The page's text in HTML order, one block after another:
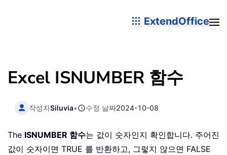
ExtendOffice
Excel ISNUMBER 함수
작성자Siluvia• 수정 날짜2024-10-08
The ISNUMBER 함수는 값이 숫자인지 확인합니다. 주어진
값이 숫자이면 TRUE 를 반환하고, 그렇지 않으면 FALSE